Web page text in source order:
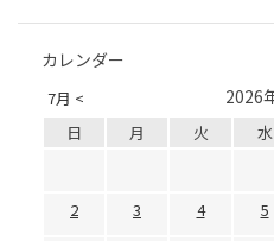
カレンダー
7月 < 2026
日 月 火 水
2
3 4 5